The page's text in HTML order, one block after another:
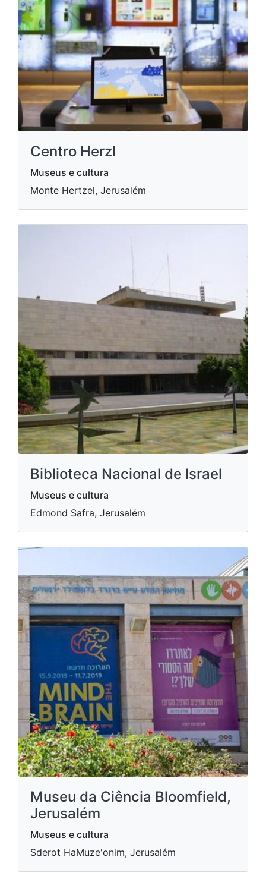
Centro Herzl
Museus e cultura
Monte Hertzel, Jerusalém
Biblioteca Nacional de Israel
Museus e cultura
Edmond Safra, Jerusalém
Museu da Ciência Bloomfield,
Jerusalém
Museus e cultura
Sderot HaMuze'onim, Jerusalém